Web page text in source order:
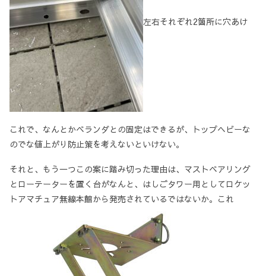
左右それぞれ2箇所に穴あけ
これで、なんとかベランダとの固定はできるが、トップヘビーな
のでな値上がり防止策を考えないといけない。
それと、もう一つこの案に踏み切った理由は、マストベアリング
とローテーターを置く台がなんと、はしごタワー用としてロケッ
トアマチュア無線本館から発売されているではないか。これ